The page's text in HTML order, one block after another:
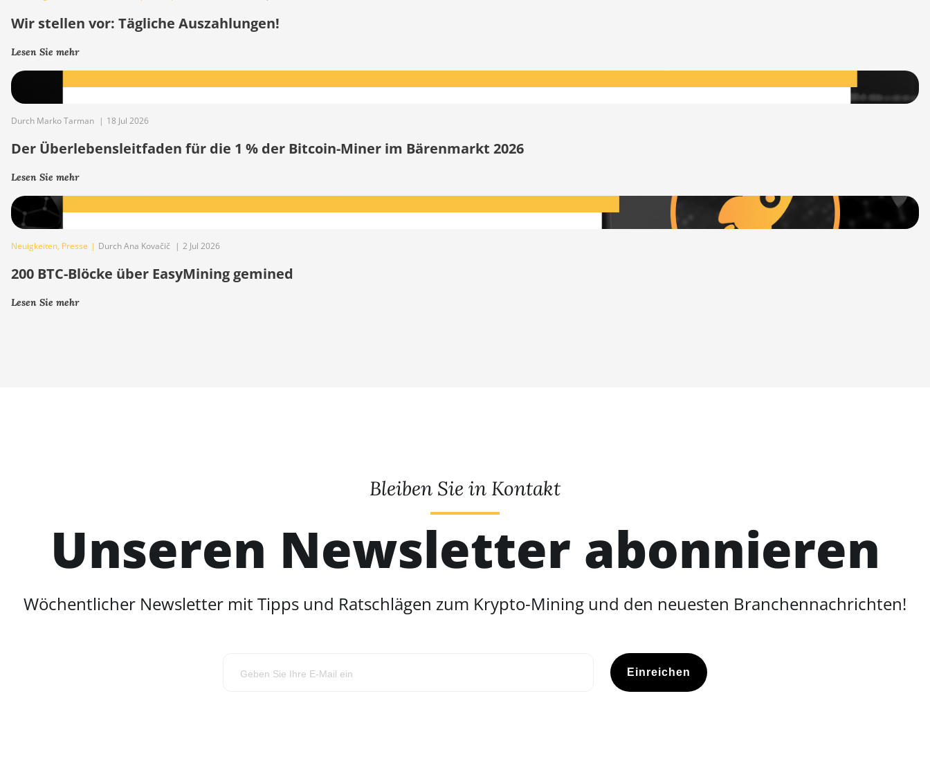
Wir stellen vor: Tägliche Auszahlungen!
Lesen Sie mehr
Durch Marko Tarman | 18 Jul 2026
Der Überlebensleitfaden für die 1 % der Bitcoin-Miner im Bärenmarkt 2026
Lesen Sie mehr
Neuigkeiten, Presse | Durch Ana Kovačič | 2 Jul 2026
200 BTC-Blöcke über EasyMining gemined
Lesen Sie mehr
Bleiben Sie in Kontakt
Unseren Newsletter abonnieren
Wöchentlicher Newsletter mit Tipps und Ratschlägen zum Krypto-Mining und den neuesten Branchennachrichten!
Einreichen